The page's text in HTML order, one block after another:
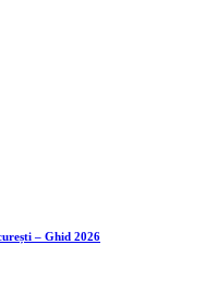
– Ghid 2026